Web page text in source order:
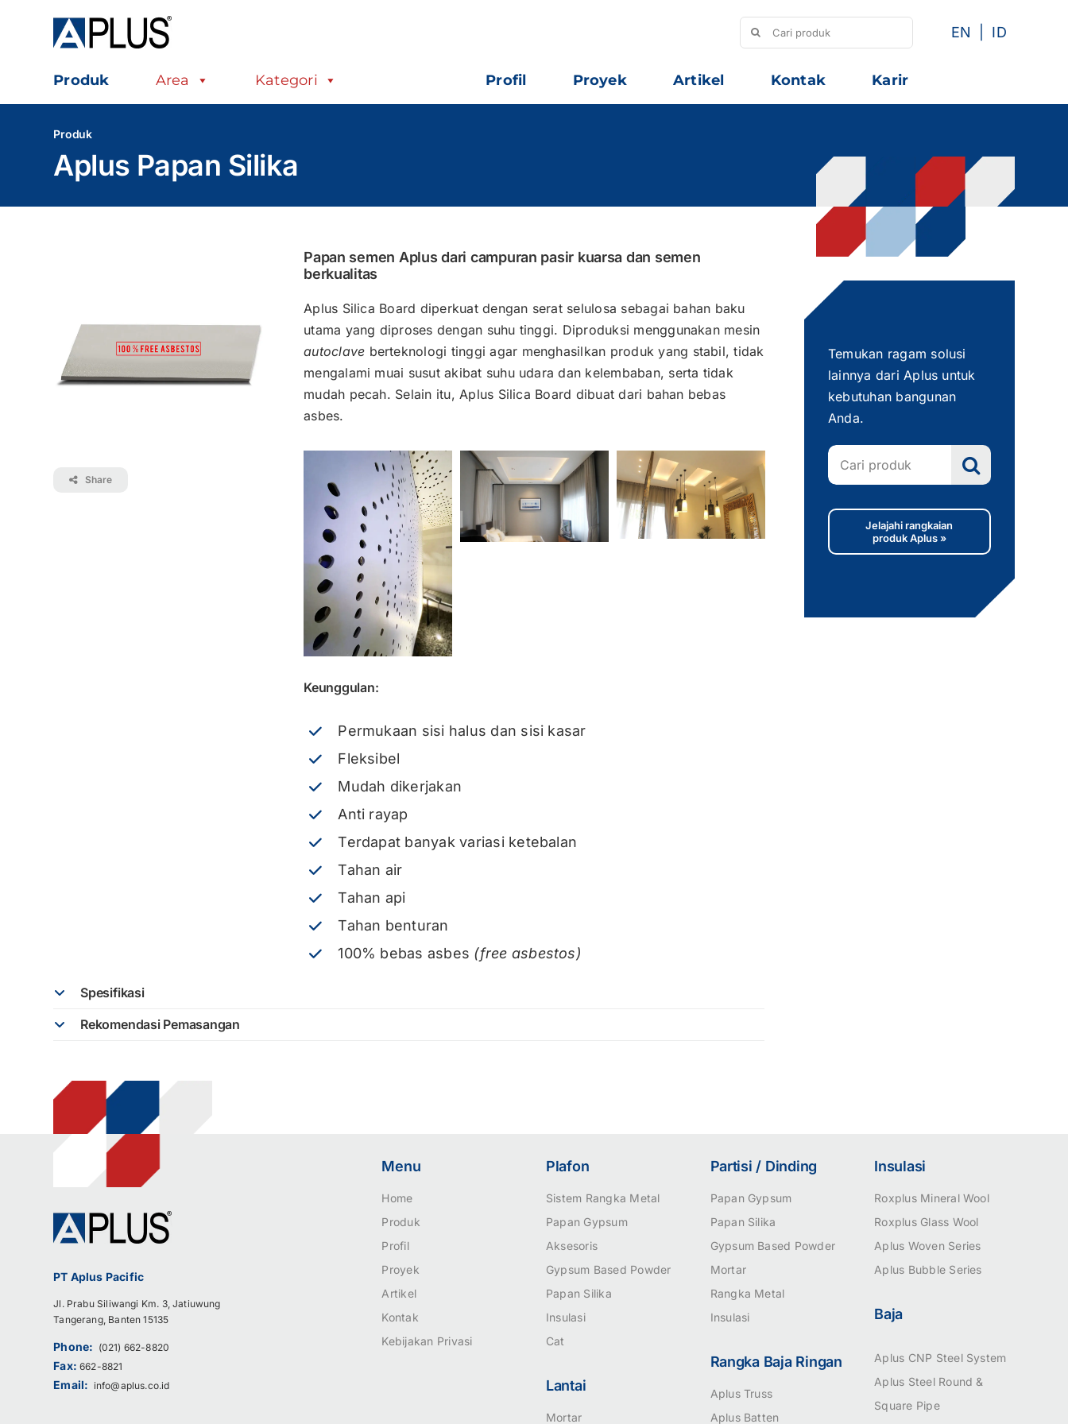
Search
for:
EN ID
Produk Area Kategori Profil Proyek Artikel Kontak Karir
Produk
Aplus Papan Silika
Share
Papan semen Aplus dari campuran pasir kuarsa dan semen
berkualitas
Aplus Silica Board diperkuat dengan serat selulosa sebagai bahan baku
utama yang diproses dengan suhu tinggi. Diproduksi menggunakan mesin
autoclave berteknologi tinggi agar menghasilkan produk yang stabil, tidak
mengalami muai susut akibat suhu udara dan kelembaban, serta tidak
mudah pecah. Selain itu, Aplus Silica Board dibuat dari bahan bebas
asbes.
Keunggulan:
Permukaan sisi halus dan sisi kasar
Fleksibel
Mudah dikerjakan
Anti rayap
Terdapat banyak variasi ketebalan
Tahan air
Tahan api
Tahan benturan
100% bebas asbes (free asbestos)
Temukan ragam solusi
lainnya dari Aplus untuk
kebutuhan bangunan
Anda.
Search
for:
Jelajahi rangkaian
produk Aplus »
Spesifikasi
Rekomendasi Pemasangan
PT Aplus Pacific
Jl. Prabu Siliwangi Km. 3, Jatiuwung
Tangerang, Banten 15135
Phone: (021) 662-8820
Fax:662-8821
Email: info@aplus.co.id
Menu
Home
Produk
Profil
Proyek
Artikel
Kontak
Kebijakan Privasi
Plafon
Sistem Rangka Metal
Papan Gypsum
Aksesoris
Gypsum Based Powder
Papan Silika
Insulasi
Cat
Lantai
Mortar
Partisi / Dinding
Papan Gypsum
Papan Silika
Gypsum Based Powder
Mortar
Rangka Metal
Insulasi
Rangka Baja Ringan
Aplus Truss
Aplus Batten
Insulasi
Roxplus Mineral Wool
Roxplus Glass Wool
Aplus Woven Series
Aplus Bubble Series
Baja
Aplus CNP Steel System
Aplus Steel Round &
Square Pipe